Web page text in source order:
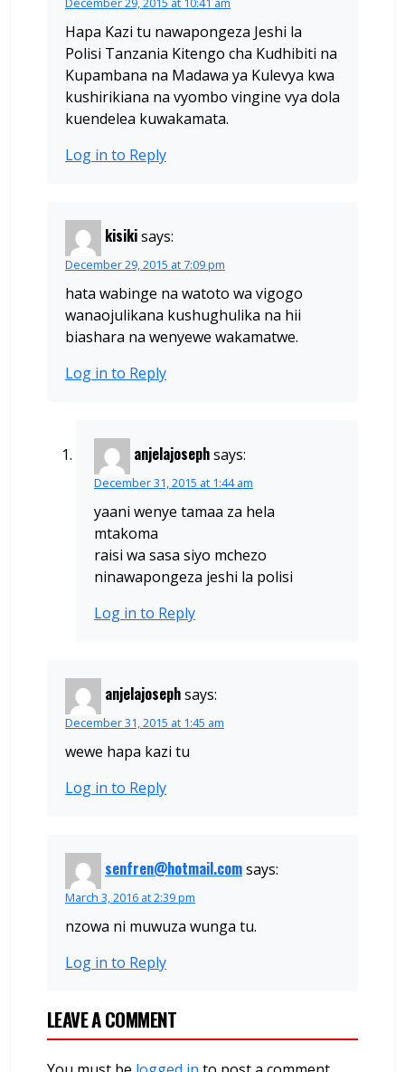
Hapa Kazi tu nawapongeza Jeshi la
Polisi Tanzania Kitengo cha Kudhibiti na
Kupambana na Madawa ya Kulevya kwa
kushirikiana na vyombo vingine vya dola
kuendelea kuwakamata.
Log in to Reply
kisikisays:
December 29, 2015 at 7:09 pm
hata wabinge na watoto wa vigogo
wanaojulikana kushughulika na hii
biashara na wenyewe wakamatwe.
Log in to Reply
anjelajosephsays:
December 31, 2015 at 1:44 am
yaani wenye tamaa za hela
mtakoma
raisi wa sasa siyo mchezo
ninawapongeza jeshi la polisi
Log in to Reply
anjelajosephsays:
December 31, 2015 at 1:45 am
wewe hapa kazi tu
Log in to Reply
senfren@hotmail.comsays:
March 3, 2016 at 2:39 pm
nzowa ni muwuza wunga tu.
Log in to Reply
LEAVE A COMMENT